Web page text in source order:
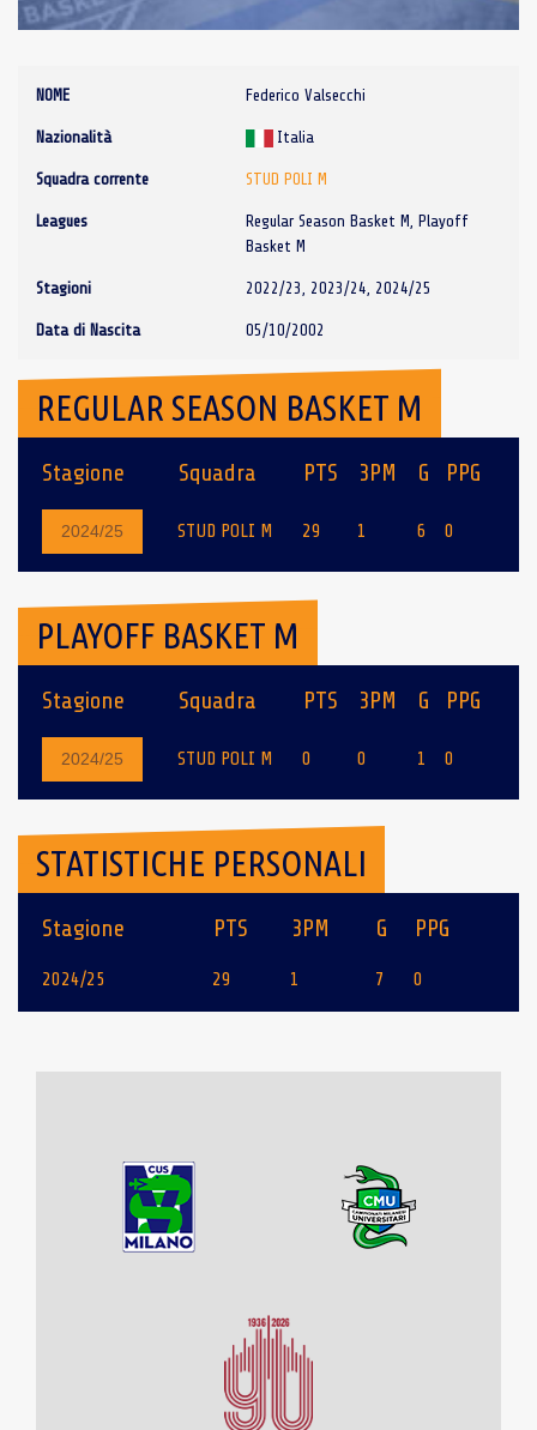
NOME Federico Valsecchi
Nazionalità Italia
Squadra corrente STUD POLI M
Leagues
Regular Season Basket M, Playoff
Basket M
Stagioni 2022/23, 2023/24, 2024/25
Data di Nascita 05/10/2002
REGULAR SEASON BASKET M
Stagione Squadra PTS 3PM G PPG
2024/25 STUD POLI M 29 1 6 0
PLAYOFF BASKET M
Stagione Squadra PTS 3PM G PPG
2024/25 STUD POLI M 0 0 1 0
STATISTICHE PERSONALI
Stagione PTS 3PM G PPG
2024/25 29 1 7 0